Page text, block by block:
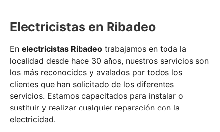
Electricistas en Ribadeo
En electricistas Ribadeo trabajamos en toda la
localidad desde hace 30 años, nuestros servicios son
los más reconocidos y avalados por todos los
clientes que han solicitado de los diferentes
servicios. Estamos capacitados para instalar o
sustituir y realizar cualquier reparación con la
electricidad.